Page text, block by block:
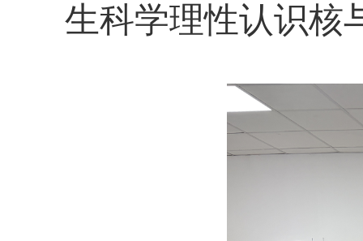
生科学理性认识核